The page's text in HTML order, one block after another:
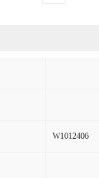
W1012406